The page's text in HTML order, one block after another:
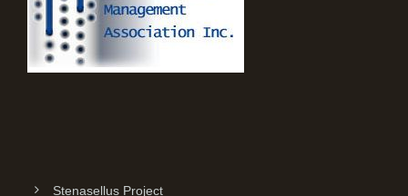
Stenasellus Project